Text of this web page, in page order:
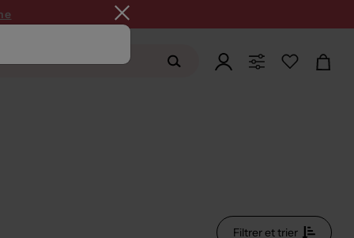
Filtrer et trier